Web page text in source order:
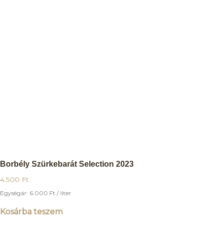
Borbély Szürkebarát Selection 2023
4.500 Ft
Egységár: 6.000 Ft / liter
Kosárba teszem